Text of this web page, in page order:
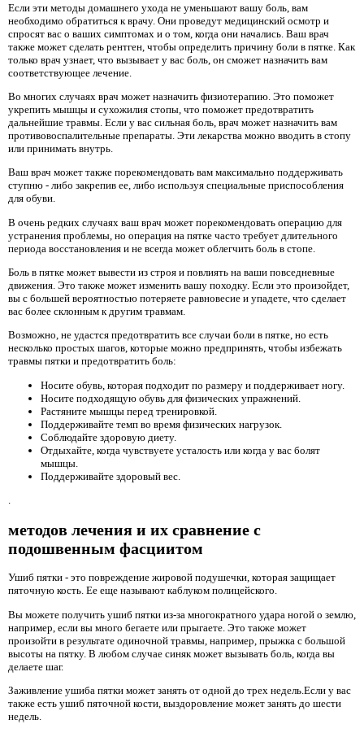
Если эти методы домашнего ухода не уменьшают вашу боль, вам
необходимо обратиться к врачу. Они проведут медицинский осмотр и
спросят вас о ваших симптомах и о том, когда они начались. Ваш врач
также может сделать рентген, чтобы определить причину боли в пятке. Как
только врач узнает, что вызывает у вас боль, он сможет назначить вам
соответствующее лечение.
Во многих случаях врач может назначить физиотерапию. Это поможет
укрепить мышцы и сухожилия стопы, что поможет предотвратить
дальнейшие травмы. Если у вас сильная боль, врач может назначить вам
противовоспалительные препараты. Эти лекарства можно вводить в стопу
или принимать внутрь.
Ваш врач может также порекомендовать вам максимально поддерживать
ступню - либо закрепив ее, либо используя специальные приспособления
для обуви.
В очень редких случаях ваш врач может порекомендовать операцию для
устранения проблемы, но операция на пятке часто требует длительного
периода восстановления и не всегда может облегчить боль в стопе.
Боль в пятке может вывести из строя и повлиять на ваши повседневные
движения. Это также может изменить вашу походку. Если это произойдет,
вы с большей вероятностью потеряете равновесие и упадете, что сделает
вас более склонным к другим травмам.
Возможно, не удастся предотвратить все случаи боли в пятке, но есть
несколько простых шагов, которые можно предпринять, чтобы избежать
травмы пятки и предотвратить боль:
Носите обувь, которая подходит по размеру и поддерживает ногу.
Носите подходящую обувь для физических упражнений.
Растяните мышцы перед тренировкой.
Поддерживайте темп во время физических нагрузок.
Соблюдайте здоровую диету.
Отдыхайте, когда чувствуете усталость или когда у вас болят
мышцы.
Поддерживайте здоровый вес.
.
методов лечения и их сравнение с
подошвенным фасциитом
Ушиб пятки - это повреждение жировой подушечки, которая защищает
пяточную кость. Ее еще называют каблуком полицейского.
Вы можете получить ушиб пятки из-за многократного удара ногой о землю,
например, если вы много бегаете или прыгаете. Это также может
произойти в результате одиночной травмы, например, прыжка с большой
высоты на пятку. В любом случае синяк может вызывать боль, когда вы
делаете шаг.
Заживление ушиба пятки может занять от одной до трех недель.Если у вас
также есть ушиб пяточной кости, выздоровление может занять до шести
недель.